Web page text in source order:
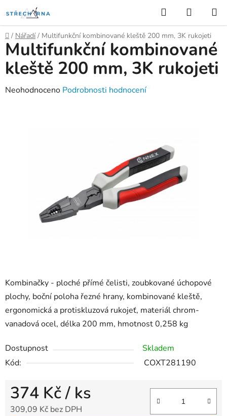
na
obsah
Hledat
KOŠÍK
Domů
/ Nářadí / Multifunkční kombinované kleště 200 mm, 3K rukojeti
Kombinačky - ploché přímé čelisti, zoubkované úchopové
plochy, boční poloha řezné hrany, kombinované kleště,
ergonomická a protiskluzová rukojeť, materiál chrom-
vanadová ocel, délka 200 mm, hmotnost 0,258 kg
Dostupnost
Skladem
Kód:
COXT281190
374 Kč/ ks
309,09 Kč bez DPH
Multifunkční kombinované
kleště 200 mm, 3K rukojeti
Průměrné
Neohodnoceno Podrobnosti hodnocení